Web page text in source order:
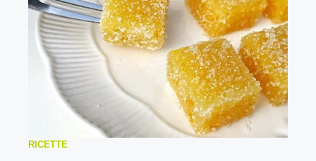
RICETTE